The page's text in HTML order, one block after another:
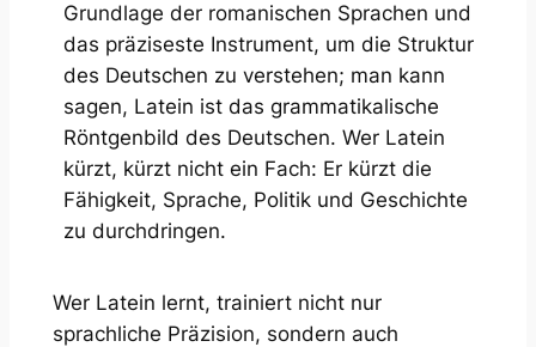
Grundlage der romanischen Sprachen und
das präziseste Instrument, um die Struktur
des Deutschen zu verstehen; man kann
sagen, Latein ist das grammatikalische
Röntgenbild des Deutschen. Wer Latein
kürzt, kürzt nicht ein Fach: Er kürzt die
Fähigkeit, Sprache, Politik und Geschichte
zu durchdringen.
Wer Latein lernt, trainiert nicht nur
sprachliche Präzision, sondern auch